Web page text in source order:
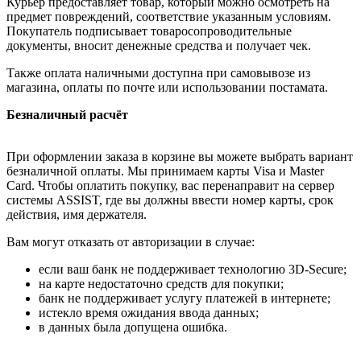
предмет повреждений, соответствие указанным условиям.
Покупатель подписывает товаросопроводительные
документы, вносит денежные средства и получает чек.
Также оплата наличными доступна при самовывозе из
магазина, оплаты по почте или использовании постамата.
Безналичный расчёт
При оформлении заказа в корзине вы можете выбрать вариант
безналичной оплаты. Мы принимаем карты Visa и Master
Card. Чтобы оплатить покупку, вас перенаправит на сервер
системы ASSIST, где вы должны ввести номер карты, срок
действия, имя держателя.
Вам могут отказать от авторизации в случае:
если ваш банк не поддерживает технологию 3D-Secure;
на карте недостаточно средств для покупки;
банк не поддерживает услугу платежей в интернете;
истекло время ожидания ввода данных;
в данных была допущена ошибка.